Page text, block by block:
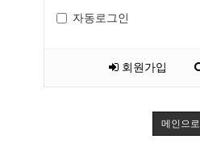
자동로그인
회원가입
메인으로